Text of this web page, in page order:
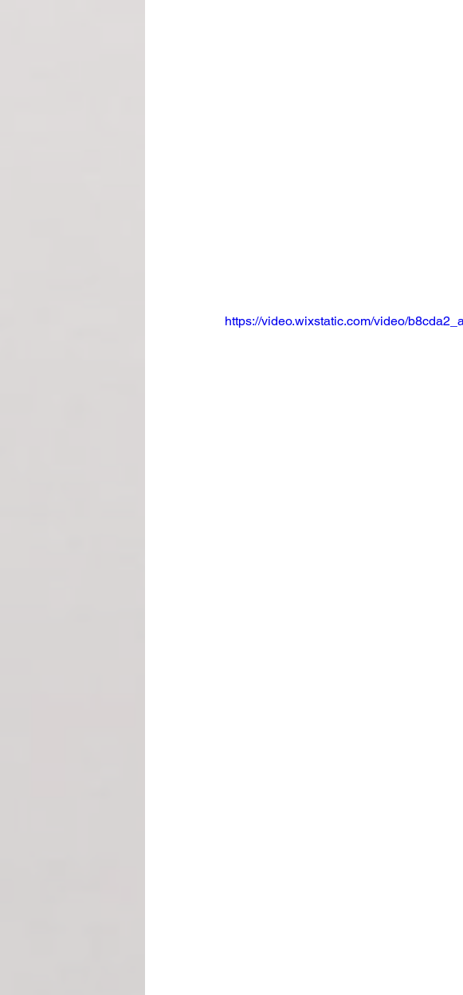
https://video.wixstatic.com/video/